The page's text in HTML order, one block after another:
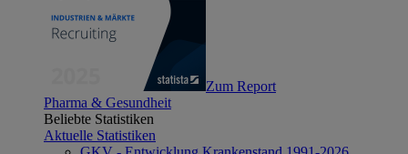
Zum Report
Pharma & Gesundheit
Beliebte Statistiken
Aktuelle Statistiken